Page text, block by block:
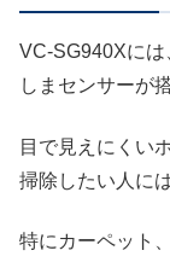
VC-SG940Xに
しまセンサーが
目で見えにくい
掃除したい人に
特にカーペット